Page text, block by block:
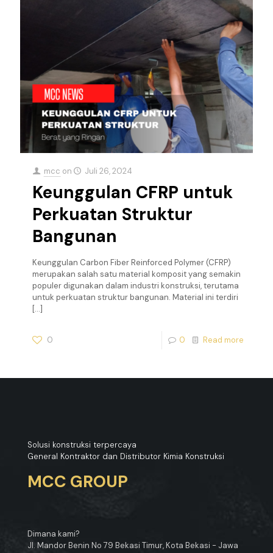
mcc on Juli 26, 2024
Keunggulan CFRP untuk
Perkuatan Struktur
Bangunan
Keunggulan Carbon Fiber Reinforced Polymer (CFRP)
merupakan salah satu material komposit yang semakin
populer digunakan dalam industri konstruksi, terutama
untuk perkuatan struktur bangunan. Material ini terdiri
[…]
0 0 Read more
Solusi konstruksi terpercaya
General Kontraktor dan Distributor Kimia Konstruksi
MCC GROUP
Dimana kami?
Jl. Mandor Benin No 79 Bekasi Timur, Kota Bekasi - Jawa